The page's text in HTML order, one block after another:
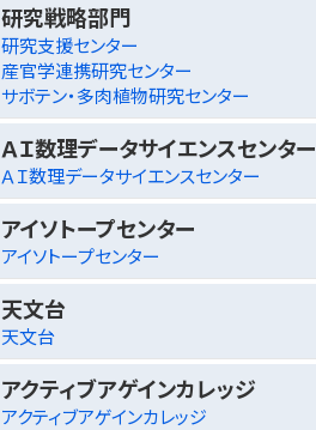
研究戦略部門
研究支援センター
産官学連携研究センター
サボテン・多肉植物研究センター
ＡＩ数理データサイエンスセンター
ＡＩ数理データサイエンスセンター
アイソトープセンター
アイソトープセンター
天文台
天文台
アクティブアゲインカレッジ
アクティブアゲインカレッジ